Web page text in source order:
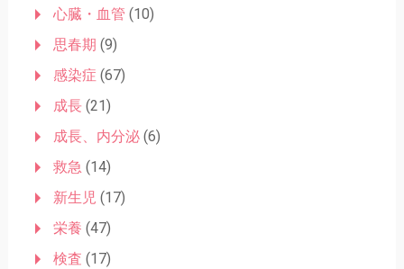
心臓・血管 (10)
思春期 (9)
感染症 (67)
成長(21)
成長、内分泌(6)
救急 (14)
新生児 (17)
栄養 (47)
検査 (17)